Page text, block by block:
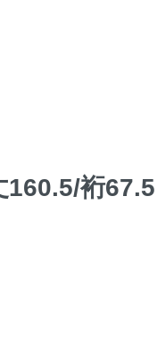
160.5/裄67.5